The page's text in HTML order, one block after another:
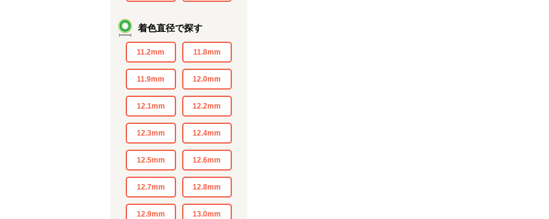
着色直径で探す
11.2mm 11.8mm
11.9mm 12.0mm
12.1mm 12.2mm
12.3mm 12.4mm
12.5mm 12.6mm
12.7mm 12.8mm
12.9mm 13.0mm